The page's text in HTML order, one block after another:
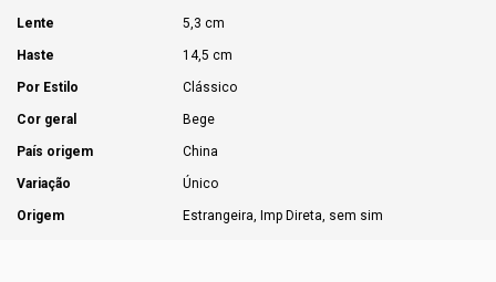
Lente 5,3 cm
Haste 14,5 cm
Por Estilo Clássico
Cor geral Bege
País origem China
Variação Único
Origem Estrangeira, Imp Direta, sem sim